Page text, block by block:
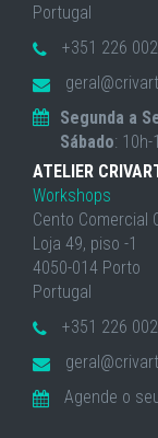
Portugal
+351 226
Segunda a
Sábado: 10h-
ATELIER
Workshops
Cento Comercial
Loja 49, piso -1
4050-014 Porto
Portugal
+351 226
Agende o